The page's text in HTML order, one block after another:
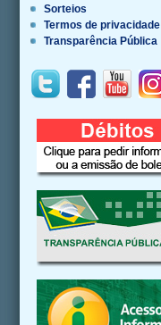
Sorteios
Termos de privacidade
Transparência Pública